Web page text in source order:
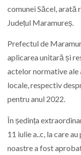
comunei Săcel,
Județul Maramureș.
Prefectul de
aplicarea unitară și
actelor normative
locale, respectiv
pentru anul 2022.
În ședința
11 iulie a..c, la care
noastre a fost